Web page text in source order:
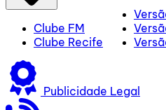
Clube FM
Clube Recife
Publicidade Legal